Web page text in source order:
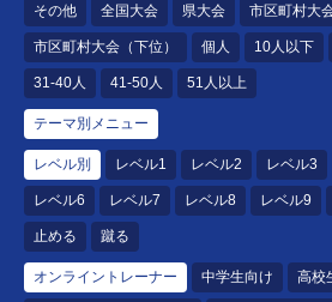
その他 全国大会 県大会 市区町村大
市区町村大会（下位） 個人 10人以下
31-40人 41-50人 51人以上
テーマ別メニュー
レベル別 レベル1 レベル2 レベル3
レベル6 レベル7 レベル8 レベル9
止める 蹴る
オンライントレーナー 中学生向け 高校